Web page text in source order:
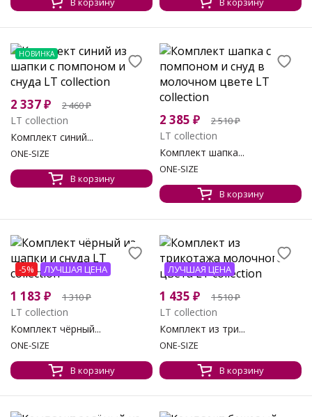
НОВИНКА
2 337₽ 2 460₽
LT collection
Комплект синий...
ONE-SIZE
В корзину
2 385 ₽ 2 510₽
LT collection
Комплект шапка...
ONE-SIZE
В корзину
-5% ЛУЧШАЯ ЦЕНА
1 183 ₽ 1 310₽
LT collection
Комплект чёрный...
ONE-SIZE
В корзину
ЛУЧШАЯ ЦЕНА
1 435 ₽ 1 510₽
LT collection
Комплект из три...
ONE-SIZE
В корзину